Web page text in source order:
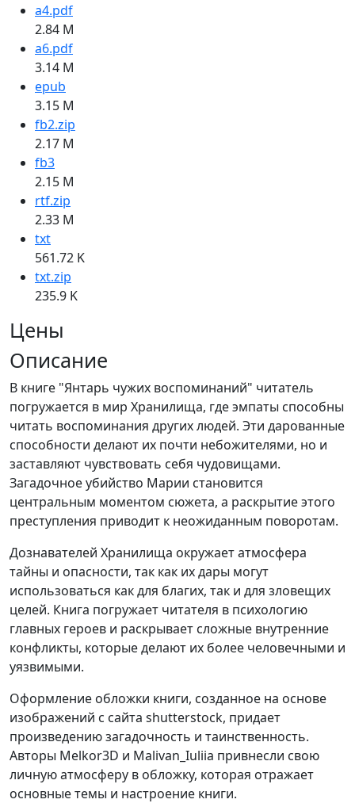
a4.pdf
2.84 M
a6.pdf
3.14 M
epub
3.15 M
fb2.zip
2.17 M
fb3
2.15 M
rtf.zip
2.33 M
txt
561.72 K
txt.zip
235.9 K
Цены
Описание
В книге "Янтарь чужих воспоминаний" читатель
погружается в мир Хранилища, где эмпаты способны
читать воспоминания других людей. Эти дарованные
способности делают их почти небожителями, но и
заставляют чувствовать себя чудовищами.
Загадочное убийство Марии становится
центральным моментом сюжета, а раскрытие этого
преступления приводит к неожиданным поворотам.
Дознавателей Хранилища окружает атмосфера
тайны и опасности, так как их дары могут
использоваться как для благих, так и для зловещих
целей. Книга погружает читателя в психологию
главных героев и раскрывает сложные внутренние
конфликты, которые делают их более человечными и
уязвимыми.
Оформление обложки книги, созданное на основе
изображений с сайта shutterstock, придает
произведению загадочность и таинственность.
Авторы Melkor3D и Malivan_Iuliia привнесли свою
личную атмосферу в обложку, которая отражает
основные темы и настроение книги.